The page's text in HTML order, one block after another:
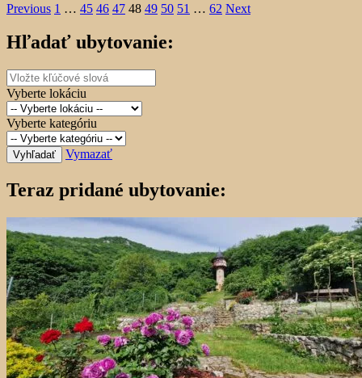
Previous 1 … 45 46 47 48 49 50 51 … 62 Next
Hľadať ubytovanie:
Vyberte lokáciu
Vyberte kategóriu
Vyhľadať Vymazať
Teraz pridané ubytovanie: